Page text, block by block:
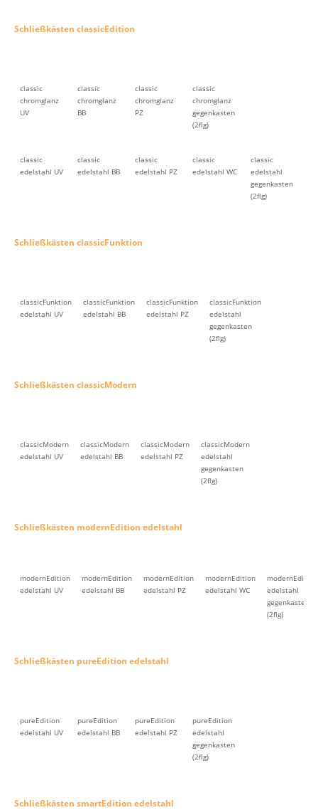
Schließkästen classicEdition
classic
chromglanz
UV
classic
chromglanz
BB
classic
chromglanz
PZ
classic
chromglanz
gegenkasten
(2flg)
classic
edelstahl UV
classic
edelstahl BB
classic
edelstahl PZ
classic
edelstahl WC
classic
edelstahl
gegenkasten
(2flg)
Schließkästen classicFunktion
classicFunktion
edelstahl UV
classicFunktion
edelstahl BB
classicFunktion
edelstahl PZ
classicFunktion
edelstahl
gegenkasten
(2flg)
Schließkästen classicModern
classicModern
edelstahl UV
classicModern
edelstahl BB
classicModern
edelstahl PZ
classicModern
edelstahl
gegenkasten
(2flg)
Schließkästen modernEdition edelstahl
modernEdition
edelstahl UV
modernEdition
edelstahl BB
modernEdition
edelstahl PZ
modernEdition
edelstahl WC
modernEdition
edelstahl
gegenkasten
(2flg)
Schließkästen pureEdition edelstahl
pureEdition
edelstahl UV
pureEdition
edelstahl BB
pureEdition
edelstahl PZ
pureEdition
edelstahl
gegenkasten
(2flg)
Schließkästen smartEdition edelstahl